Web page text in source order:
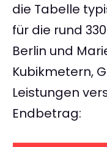
die Tabelle
für die rund
Berlin und
Kubikmetern,
Leistungen
Endbetrag: